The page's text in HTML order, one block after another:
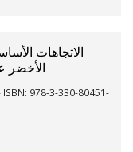
الاتجاهات
الأخضر